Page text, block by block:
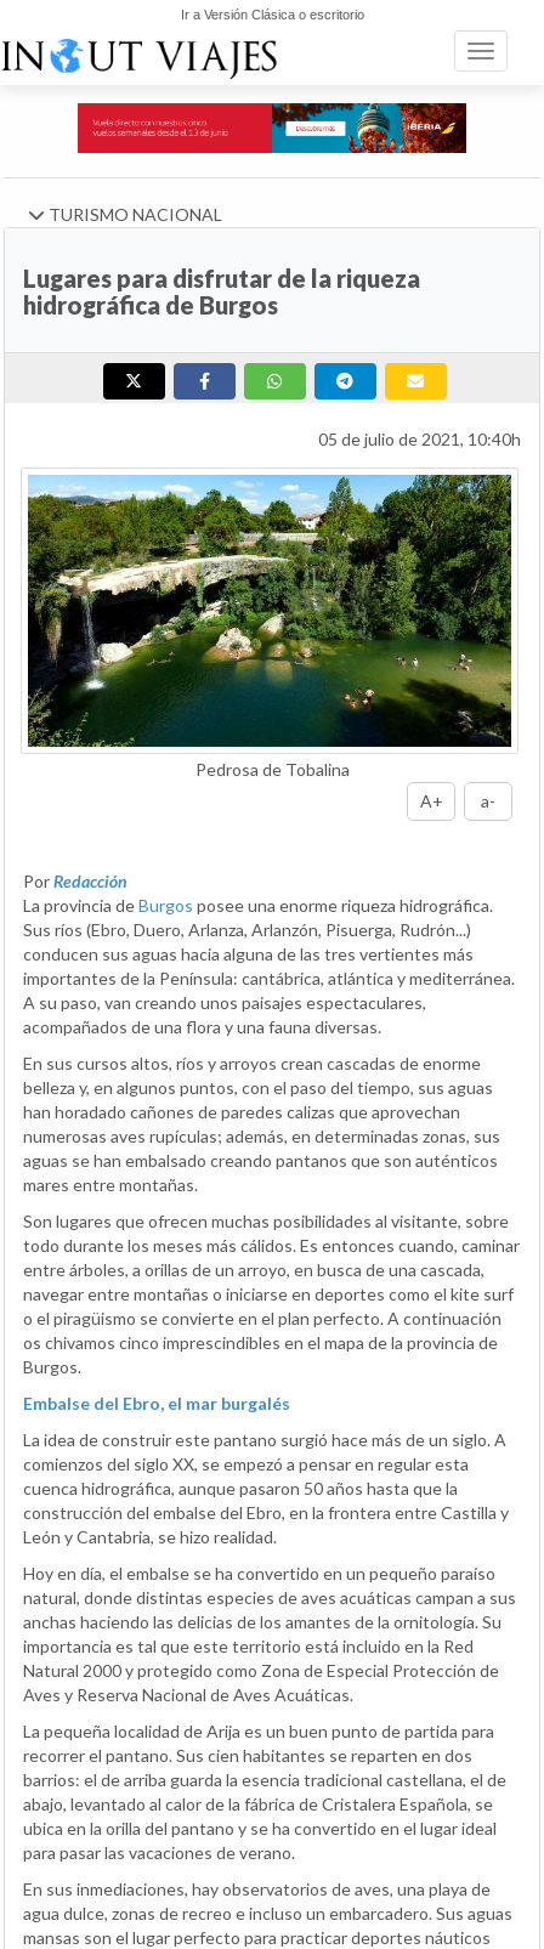
Ir a Versión Clásica o escritorio
Toggle
TURISMO NACIONAL
Lugares para disfrutar de la riqueza
hidrográfica de Burgos
05 de julio de 2021, 10:40h
Pedrosa de Tobalina
A+
a-
PorRedacción
La provincia deBurgos posee una enorme riqueza hidrográfica.
Sus ríos (Ebro, Duero, Arlanza, Arlanzón, Pisuerga, Rudrón...)
conducen sus aguas hacia alguna de las tres vertientes más
importantes de la Península: cantábrica, atlántica y mediterránea.
A su paso, van creando unos paisajes espectaculares,
acompañados de una flora y una fauna diversas.
En sus cursos altos, ríos y arroyos crean cascadas de enorme
belleza y, en algunos puntos, con el paso del tiempo, sus aguas
han horadado cañones de paredes calizas que aprovechan
numerosas aves rupículas; además, en determinadas zonas, sus
aguas se han embalsado creando pantanos que son auténticos
mares entre montañas.
Son lugares que ofrecen muchas posibilidades al visitante, sobre
todo durante los meses más cálidos. Es entonces cuando, caminar
entre árboles, a orillas de un arroyo, en busca de una cascada,
navegar entre montañas o iniciarse en deportes como el kite surf
o el piragüismo se convierte en el plan perfecto. A continuación
os chivamos cinco imprescindibles en el mapa de la provincia de
Burgos.
Embalse del Ebro, el mar burgalés
La idea de construir este pantano surgió hace más de un siglo. A
comienzos del siglo XX, se empezó a pensar en regular esta
cuenca hidrográfica, aunque pasaron 50 años hasta que la
construcción del embalse del Ebro, en la frontera entre Castilla y
León y Cantabria, se hizo realidad.
Hoy en día, el embalse se ha convertido en un pequeño paraíso
natural, donde distintas especies de aves acuáticas campan a sus
anchas haciendo las delicias de los amantes de la ornitología. Su
importancia es tal que este territorio está incluido en la Red
Natural 2000 y protegido como Zona de Especial Protección de
Aves y Reserva Nacional de Aves Acuáticas.
La pequeña localidad de Arija es un buen punto de partida para
recorrer el pantano. Sus cien habitantes se reparten en dos
barrios: el de arriba guarda la esencia tradicional castellana, el de
abajo, levantado al calor de la fábrica de Cristalera Española, se
ubica en la orilla del pantano y se ha convertido en el lugar ideal
para pasar las vacaciones de verano.
En sus inmediaciones, hay observatorios de aves, una playa de
agua dulce, zonas de recreo e incluso un embarcadero. Sus aguas
mansas son el lugar perfecto para practicar deportes náuticos